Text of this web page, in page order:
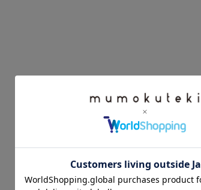
HISTORY
最近チェックした商品